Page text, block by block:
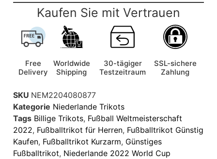
Kaufen Sie mit Vertrauen
Free
Delivery
Worldwide
Shipping
30-tägiger
Testzeitraum
SSL-sichere
Zahlung
SKU NEM2204080877
Kategorie Niederlande Trikots
Tags Billige Trikots, Fußball Weltmeisterschaft
2022, Fußballtrikot für Herren, Fußballtrikot Günstig
Kaufen, Fußballtrikot Kurzarm, Günstiges
Fußballtrikot, Niederlande 2022 World Cup